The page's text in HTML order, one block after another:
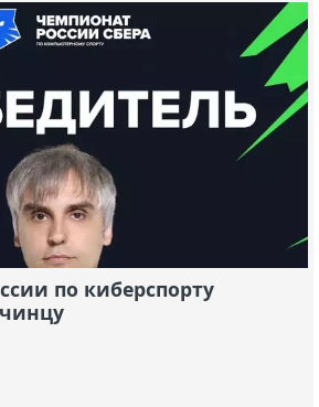
по киберспорту